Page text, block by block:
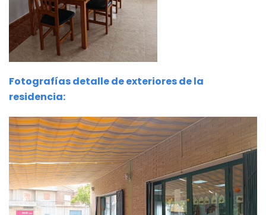
Fotografías detalle de exteriores de la
residencia: